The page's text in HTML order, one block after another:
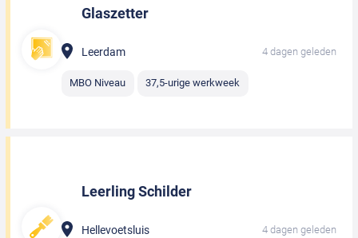
Glaszetter
Leerdam 4 dagen geleden
MBO Niveau 37,5-urige werkweek
Leerling Schilder
Hellevoetsluis 4 dagen geleden